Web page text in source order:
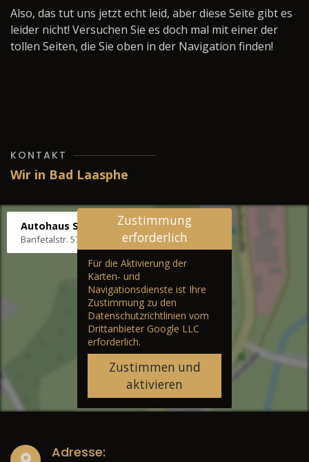
Also, das tut uns jetzt echt leid, aber diese Seite gibt es
leider nicht! Versuchen Sie es doch mal mit einer der
tollen Seiten, die Sie oben in der Navigation finden!
KONTAKT
Wir in Bad Laasphe
Autohaus Stenger
Banfetalstr. 57, 57334 Bad Laasphe
Zustimmung
erforderlich
Für die Aktivierung der
Karten- und
Navigationsdienste ist Ihre
Zustimmung zu den
Datenschutzrichtlinien vom
Drittanbieter Google LLC
erforderlich.
Zustimmen und
aktivieren
Adresse: